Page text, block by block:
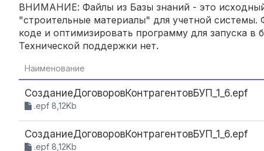
ВНИМАНИЕ: Файлы из Базы знаний - это
"строительные материалы" для учетной
коде и оптимизировать программу для запуска в
Технической поддержки нет.
Наименование
СозданиеДоговоровКонтрагентовБУП_1_6.epf
.epf 8,12Kb
СозданиеДоговоровКонтрагентовБУП_1_6.epf
.epf 8,12Kb